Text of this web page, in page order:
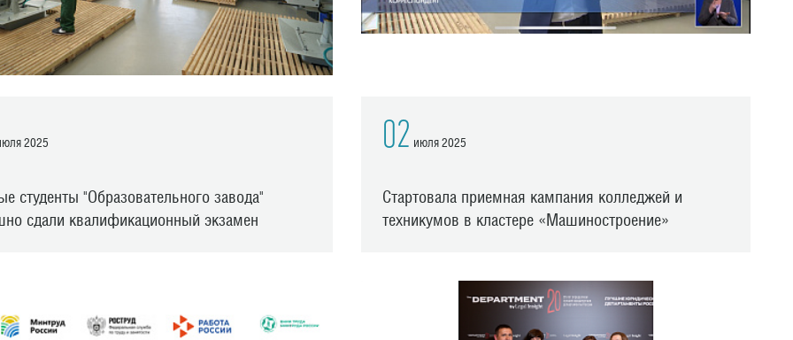
2025
студенты "Образовательного завода"
сдали квалификационный экзамен
02 июля 2025
Стартовала приемная кампания колледжей и
техникумов в кластере «Машиностроение»